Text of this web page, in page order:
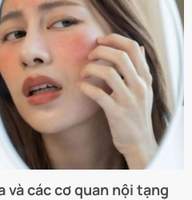
và các cơ quan nội tạng